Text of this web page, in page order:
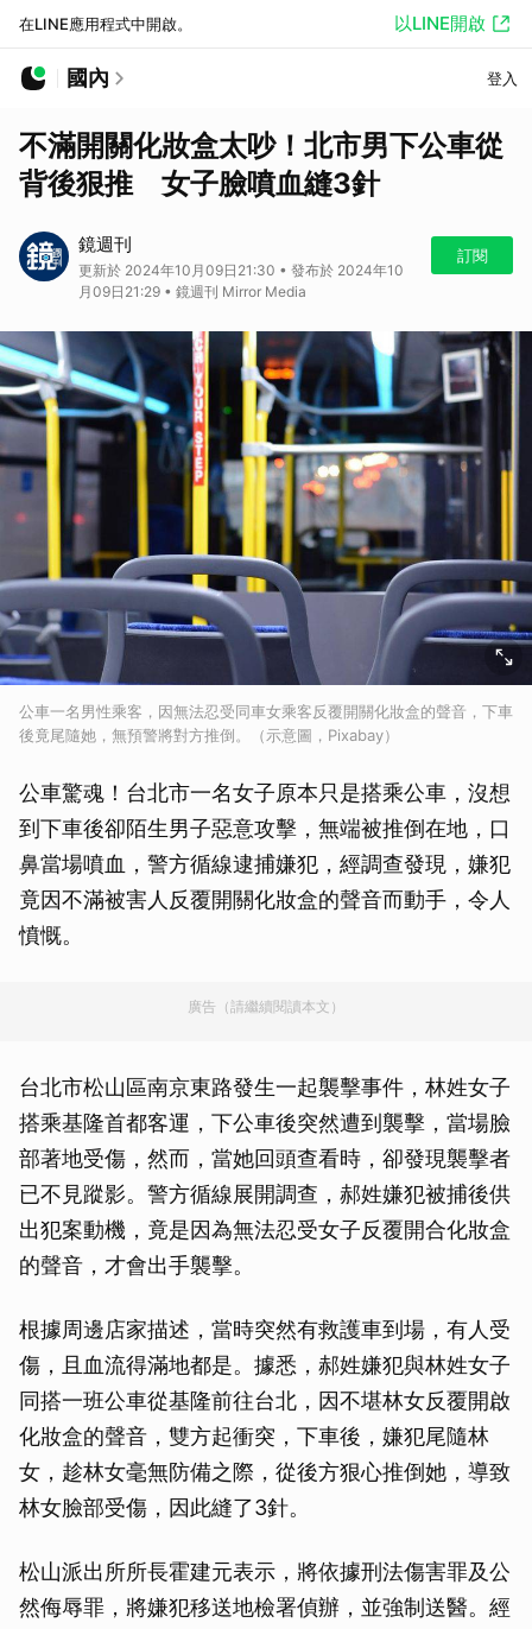
在LINE應用程式中開啟。 以LINE開啟
國內 登入
不滿開關化妝盒太吵！北市男下公車從
背後狠推 女子臉噴血縫3針
鏡週刊
更新於 2024年10月09日21:30 • 發布於 2024年10
月09日21:29 • 鏡週刊 Mirror Media
訂閱
公車一名男性乘客，因無法忍受同車女乘客反覆開關化妝盒的聲音，下車
後竟尾隨她，無預警將對方推倒。（示意圖，Pixabay）
公車驚魂！台北市一名女子原本只是搭乘公車，沒想
到下車後卻陌生男子惡意攻擊，無端被推倒在地，口
鼻當場噴血，警方循線逮捕嫌犯，經調查發現，嫌犯
竟因不滿被害人反覆開關化妝盒的聲音而動手，令人
憤慨。
廣告（請繼續閱讀本文）
台北市松山區南京東路發生一起襲擊事件，林姓女子
搭乘基隆首都客運，下公車後突然遭到襲擊，當場臉
部著地受傷，然而，當她回頭查看時，卻發現襲擊者
已不見蹤影。警方循線展開調查，郝姓嫌犯被捕後供
出犯案動機，竟是因為無法忍受女子反覆開合化妝盒
的聲音，才會出手襲擊。
根據周邊店家描述，當時突然有救護車到場，有人受
傷，且血流得滿地都是。據悉，郝姓嫌犯與林姓女子
同搭一班公車從基隆前往台北，因不堪林女反覆開啟
化妝盒的聲音，雙方起衝突，下車後，嫌犯尾隨林
女，趁林女毫無防備之際，從後方狠心推倒她，導致
林女臉部受傷，因此縫了3針。
松山派出所所長霍建元表示，將依據刑法傷害罪及公
然侮辱罪，將嫌犯移送地檢署偵辦，並強制送醫。經